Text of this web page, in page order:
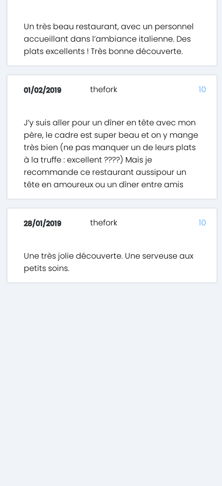
Un très beau restaurant, avec un personnel
accueillant dans l’ambiance italienne. Des
plats excellents ! Très bonne découverte.
01/02/2019 thefork
J’y suis aller pour un dîner en tête avec mon
père, le cadre est super beau et on y mange
très bien (ne pas manquer un de leurs plats
à la truffe : excellent ????) Mais je
recommande ce restaurant aussipour un
tête en amoureux ou un dîner entre amis
10
28/01/2019 thefork
Une très jolie découverte. Une serveuse aux
petits soins.
10